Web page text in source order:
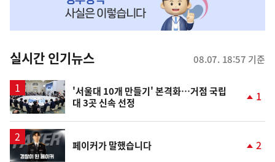
뉴
스
실시간 인기뉴스 08.07. 18:57 기준
'서울대 10개 만들기' 본격화…거점 국립
대 3곳 신속 선정
1
영
상
페이커가 말했습니다 2